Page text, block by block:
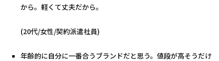
から。軽くて丈夫だから。
(20代/女性/契約派遣社員)
年齢的に自分に一番合うブランドだと思う。値段が高そうだけ